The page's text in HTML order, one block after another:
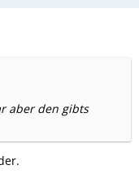
aber den gibts